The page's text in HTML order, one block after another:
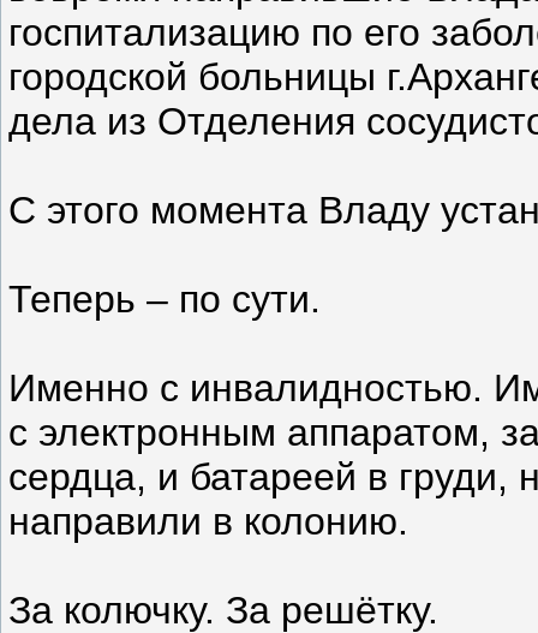
госпитализацию по его
городской больницы
дела из Отделения
С этого момента Владу
Теперь – по сути.
Именно с инвалидностью.
с электронным аппаратом,
сердца, и батареей в груди,
направили в колонию.
За колючку. За решётку.